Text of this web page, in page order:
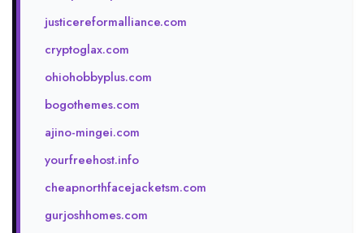
justicereformalliance.com
cryptoglax.com
ohiohobbyplus.com
bogothemes.com
ajino-mingei.com
yourfreehost.info
cheapnorthfacejacketsm.com
gurjoshhomes.com